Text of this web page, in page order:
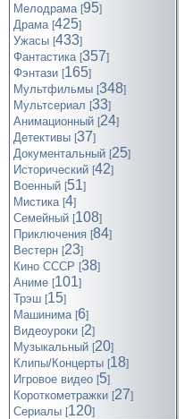
Мелодрама [95]
Драма [425]
Ужасы [433]
Фантастика [357]
Фэнтази [165]
Мультфильмы [348]
Мультсериал [33]
Анимационный [24]
Детективы [37]
Документальный [25]
Исторический [42]
Военный [51]
Мистика [4]
Семейный [108]
Приключения [84]
Вестерн [23]
Кино СССР [38]
Аниме [101]
Трэш [15]
Машинима [6]
Видеоуроки [2]
Музыкальный [20]
Клипы/Концерты [18]
Игровое видео [5]
Короткометражки [27]
Cериалы [120]